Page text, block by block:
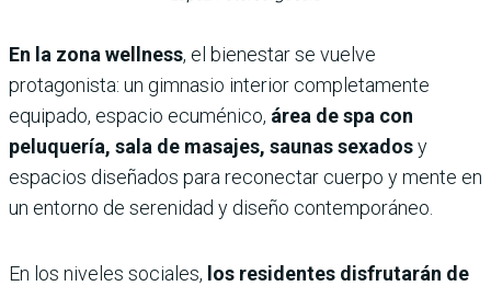
En la zona wellness, el bienestar se vuelve
protagonista: un gimnasio interior completamente
equipado, espacio ecuménico, área de spa con
peluquería, sala de masajes, saunas sexadosy
espacios diseñados para reconectar cuerpo y mente en
un entorno de serenidad y diseño contemporáneo.
En los niveles sociales, los residentes disfrutarán de